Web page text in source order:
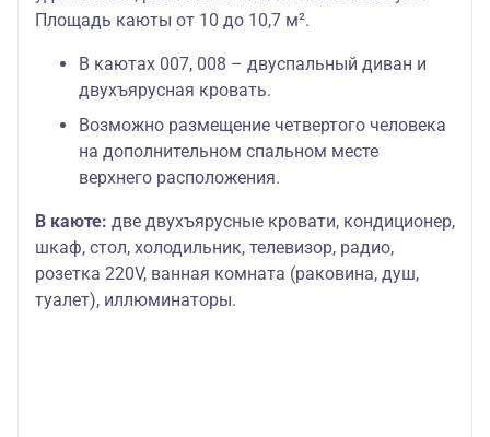
Площадь каюты от 10 до 10,7 м².
В каютах 007, 008 – двуспальный диван и
двухъярусная кровать.
Возможно размещение четвертого человека
на дополнительном спальном месте
верхнего расположения.
В каюте: две двухъярусные кровати, кондиционер,
шкаф, стол, холодильник, телевизор, радио,
розетка 220V, ванная комната (раковина, душ,
туалет), иллюминаторы.